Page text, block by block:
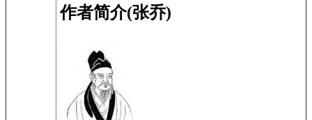
作者简介(张乔)